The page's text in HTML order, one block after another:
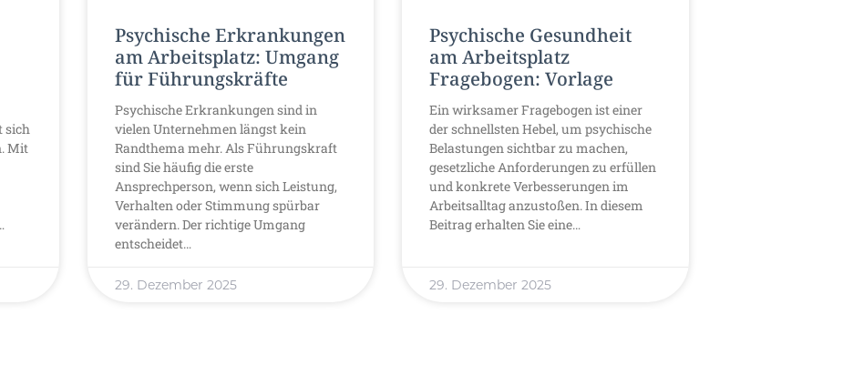
sich
Mit
Psychische Erkrankungen
am Arbeitsplatz: Umgang
für Führungskräfte
Psychische Erkrankungen sind in
vielen Unternehmen längst kein
Randthema mehr. Als Führungskraft
sind Sie häufig die erste
Ansprechperson, wenn sich Leistung,
Verhalten oder Stimmung spürbar
verändern. Der richtige Umgang
entscheidet…
29. Dezember 2025
Psychische Gesundheit
am Arbeitsplatz
Fragebogen: Vorlage
Ein wirksamer Fragebogen ist einer
der schnellsten Hebel, um psychische
Belastungen sichtbar zu machen,
gesetzliche Anforderungen zu erfüllen
und konkrete Verbesserungen im
Arbeitsalltag anzustoßen. In diesem
Beitrag erhalten Sie eine…
29. Dezember 2025